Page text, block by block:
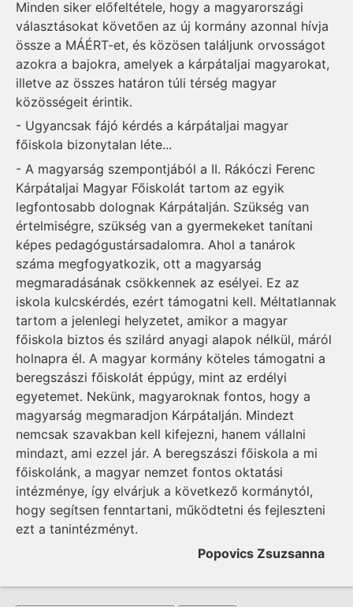
Minden siker előfeltétele, hogy a magyarországi
választásokat követően az új kormány azonnal hívja
össze a MÁÉRT-et, és közösen találjunk orvosságot
azokra a bajokra, amelyek a kárpátaljai magyarokat,
illetve az összes határon túli térség magyar
közösségeit érintik.
- Ugyancsak fájó kérdés a kárpátaljai magyar
főiskola bizonytalan léte...
- A magyarság szempontjából a II. Rákóczi Ferenc
Kárpátaljai Magyar Főiskolát tartom az egyik
legfontosabb dolognak Kárpátalján. Szükség van
értelmiségre, szükség van a gyermekeket tanítani
képes pedagógustársadalomra. Ahol a tanárok
száma megfogyatkozik, ott a magyarság
megmaradásának csökkennek az esélyei. Ez az
iskola kulcskérdés, ezért támogatni kell. Méltatlannak
tartom a jelenlegi helyzetet, amikor a magyar
főiskola biztos és szilárd anyagi alapok nélkül, máról
holnapra él. A magyar kormány köteles támogatni a
beregszászi főiskolát éppúgy, mint az erdélyi
egyetemet. Nekünk, magyaroknak fontos, hogy a
magyarság megmaradjon Kárpátalján. Mindezt
nemcsak szavakban kell kifejezni, hanem vállalni
mindazt, ami ezzel jár. A beregszászi főiskola a mi
főiskolánk, a magyar nemzet fontos oktatási
intézménye, így elvárjuk a következő kormánytól,
hogy segítsen fenntartani, működtetni és fejleszteni
ezt a tanintézményt.
Popovics Zsuzsanna